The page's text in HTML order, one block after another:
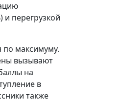
и перегрузкой
по максимуму.
вызывают
на
в
также